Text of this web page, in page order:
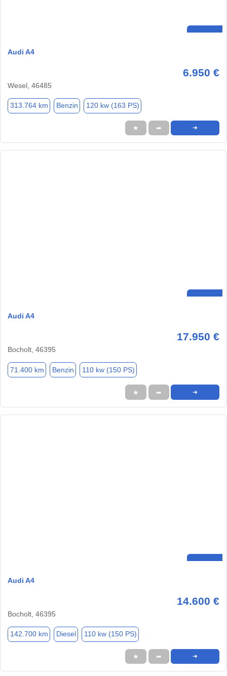
Audi A4
6.950 €
Wesel, 46485
313.764 km Benzin 120 kw (163 PS)
★ ➦ ➜
Audi A4
17.950 €
Bocholt, 46395
71.400 km Benzin 110 kw (150 PS)
★ ➦ ➜
Audi A4
14.600 €
Bocholt, 46395
142.700 km Diesel 110 kw (150 PS)
★ ➦ ➜